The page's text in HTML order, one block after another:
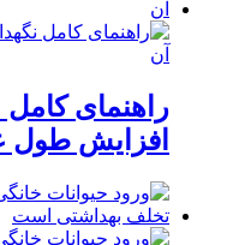
راهنمای
افزایش طول